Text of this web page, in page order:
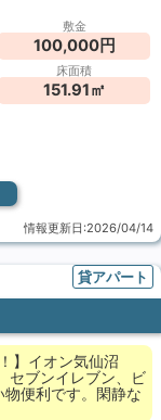
敷金
100,000円
床面積
151.91㎡
情報更新日:2026/04/14
貸アパート
】イオン気仙沼
セブンイレブン、ビ
便利です。閑静な